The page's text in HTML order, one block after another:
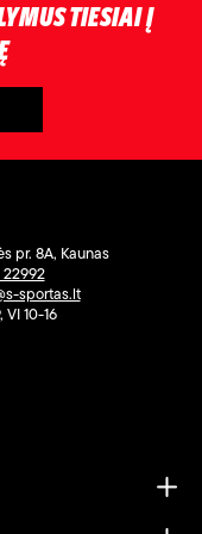
TIESIAI Į
pr. 8A, Kaunas
22992
sportas.lt
VI 10-16